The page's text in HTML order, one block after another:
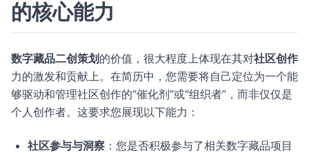
的核心能力
数字藏品二创策划 的价值，很大程度上体现在其对社区创作
力的激发和贡献上。在简历中，您需要将自己定位为一个能
够驱动和管理社区创作的“催化剂”或“组织者”，而非仅仅是
个人创作者。这要求您展现以下能力：
社区参与与洞察 ：您是否积极参与了相关数字藏品项目